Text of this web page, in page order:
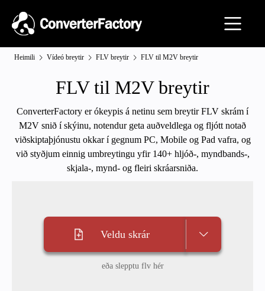
Heimili Vídeó breytir FLV breytir FLV til M2V breytir
FLV til M2V breytir
ConverterFactory er ókeypis á netinu sem breytir FLV skrám í
M2V snið í skýinu, notendur geta auðveldlega og fljótt notað
viðskiptaþjónustu okkar í gegnum PC, Mobile og Pad vafra, og
við styðjum einnig umbreytingu yfir 140+ hljóð-, myndbands-,
skjala-, mynd- og fleiri skráarsniða.
Veldu skrár
eða slepptu flv hér